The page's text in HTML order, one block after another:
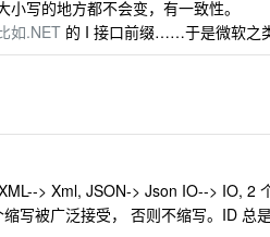
写的地方都不会变，有一致性。
如.NET 的 I 接口前缀……于是微软之
> Xml, JSON-> Json IO--> IO, 2
写被广泛接受， 否则不缩写。ID 总